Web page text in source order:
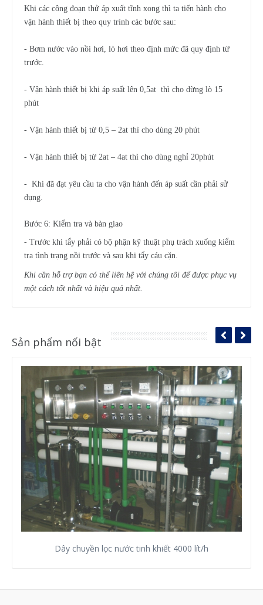
Khi các công đoạn thử áp xuất tĩnh xong thì ta tiến hành cho
vận hành thiết bị theo quy trình các bước sau:
- Bơm nước vào nồi hơi, lò hơi theo định mức đã quy định từ
trước.
- Vận hành thiết bị khi áp suất lên 0,5at thì cho dừng lò 15
phút
- Vận hành thiết bị từ 0,5 – 2at thì cho dùng 20 phút
- Vận hành thiết bị từ 2at – 4at thì cho dùng nghỉ 20phút
- Khi đã đạt yêu cầu ta cho vận hành đến áp suất cần phải sử
dụng.
Bước 6: Kiểm tra và bàn giao
- Trước khi tẩy phải có bộ phận kỹ thuật phụ trách xuống kiểm
tra tình trạng nồi trước và sau khi tẩy cáu cặn.
Khi cần hỗ trợ bạn có thể liên hệ với chúng tôi để được phục vụ
một cách tốt nhất và hiệu quả nhất.
Sản phẩm nổi bật
Dây chuyền lọc nước tinh khiết 4000 lít/h